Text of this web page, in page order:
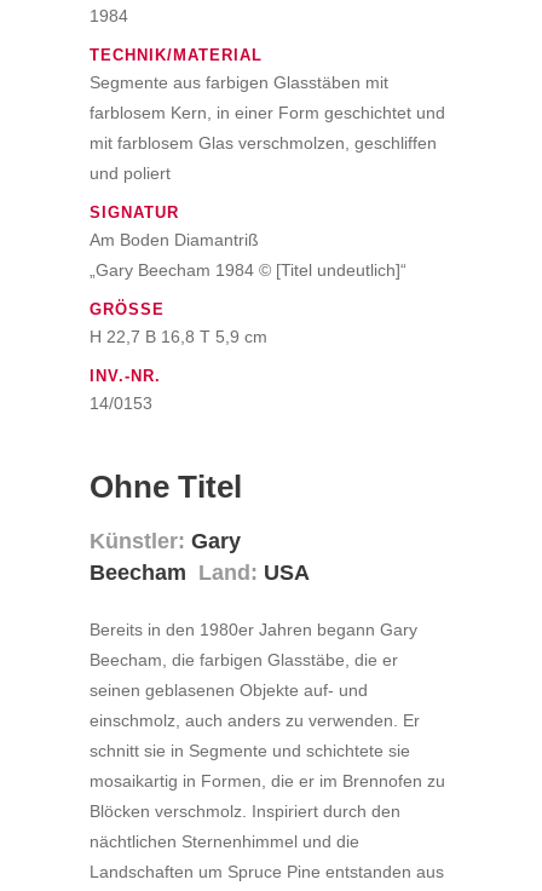
1984
TECHNIK/MATERIAL
Segmente aus farbigen Glasstäben mit
farblosem Kern, in einer Form geschichtet und
mit farblosem Glas verschmolzen, geschliffen
und poliert
SIGNATUR
Am Boden Diamantriß
„Gary Beecham 1984 © [Titel undeutlich]“
GRÖSSE
H 22,7 B 16,8 T 5,9 cm
INV.-NR.
14/0153
Ohne Titel
Künstler: Gary
Beecham Land: USA
Bereits in den 1980er Jahren begann Gary
Beecham, die farbigen Glasstäbe, die er
seinen geblasenen Objekte auf- und
einschmolz, auch anders zu verwenden. Er
schnitt sie in Segmente und schichtete sie
mosaikartig in Formen, die er im Brennofen zu
Blöcken verschmolz. Inspiriert durch den
nächtlichen Sternenhimmel und die
Landschaften um Spruce Pine entstanden aus